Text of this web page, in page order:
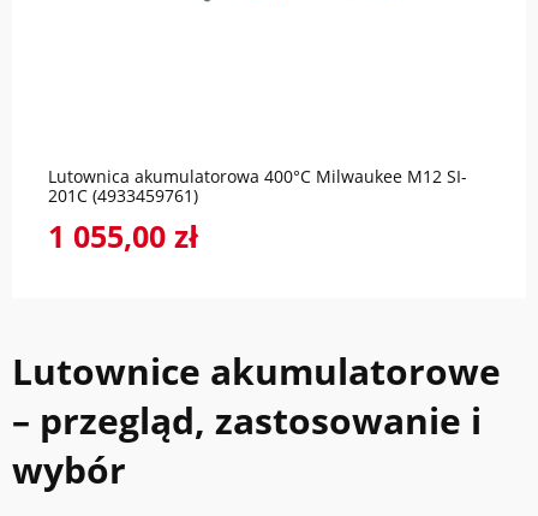
Lutownica akumulatorowa 400°C Milwaukee M12 SI-
201C (4933459761)
1 055,00 zł
Lutownice akumulatorowe
– przegląd, zastosowanie i
wybór